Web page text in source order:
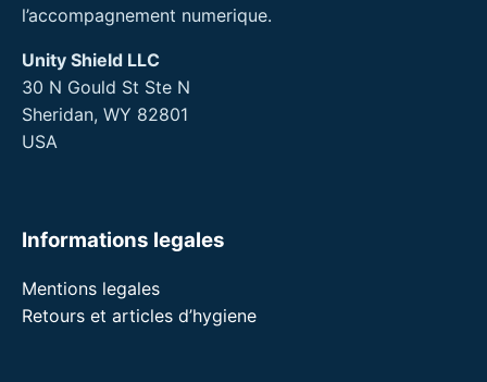
l’accompagnement numerique.
Unity Shield LLC
30 N Gould St Ste N
Sheridan, WY 82801
USA
Informations legales
Mentions legales
Retours et articles d’hygiene